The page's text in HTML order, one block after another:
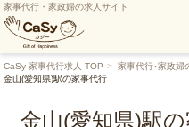
家事代行・家政婦の求人サイト
CaSy 家事代行求人 TOP 家事代行･家政婦
金山(愛知県)駅の家事代行
金山(愛知県)駅